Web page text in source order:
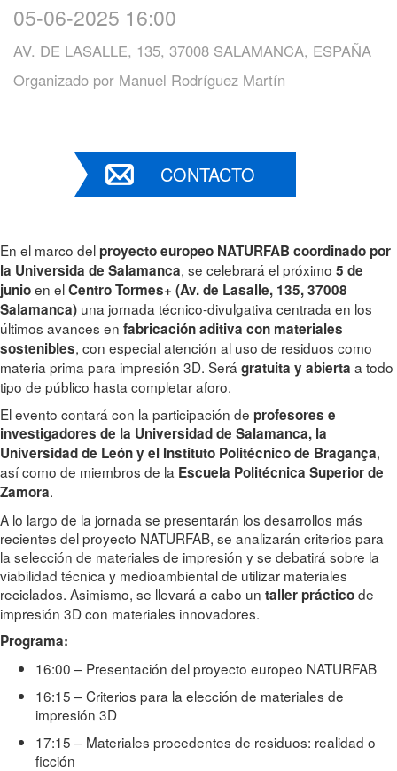
05-06-2025 16:00
AV. DE LASALLE, 135, 37008 SALAMANCA, ESPAÑA
Organizado por Manuel Rodríguez Martín
CONTACTO
En el marco del proyecto europeo NATURFAB coordinado por
la Universida de Salamanca, se celebrará el próximo 5 de
junioen elCentro Tormes+ (Av. de Lasalle, 135, 37008
Salamanca) una jornada técnico-divulgativa centrada en los
últimos avances en fabricación aditiva con materiales
sostenibles, con especial atención al uso de residuos como
materia prima para impresión 3D. Será gratuita y abierta a todo
tipo de público hasta completar aforo.
El evento contará con la participación de profesores e
investigadores de la Universidad de Salamanca, la
Universidad de León y el Instituto Politécnico de Bragança,
así como de miembros de la Escuela Politécnica Superior de
Zamora.
A lo largo de la jornada se presentarán los desarrollos más
recientes del proyecto NATURFAB, se analizarán criterios para
la selección de materiales de impresión y se debatirá sobre la
viabilidad técnica y medioambiental de utilizar materiales
reciclados. Asimismo, se llevará a cabo un taller prácticode
impresión 3D con materiales innovadores.
Programa:
16:00 – Presentación del proyecto europeo NATURFAB
16:15 – Criterios para la elección de materiales de
impresión 3D
17:15 – Materiales procedentes de residuos: realidad o
ficción